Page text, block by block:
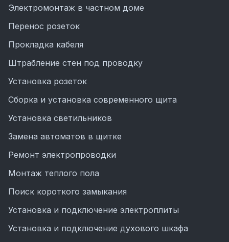
Электромонтаж в частном доме
Перенос розеток
Прокладка кабеля
Штрабление стен под проводку
Установка розеток
Сборка и установка современного щита
Установка светильников
Замена автоматов в щитке
Ремонт электропроводки
Монтаж теплого пола
Поиск короткого замыкания
Установка и подключение электроплиты
Установка и подключение духового шкафа